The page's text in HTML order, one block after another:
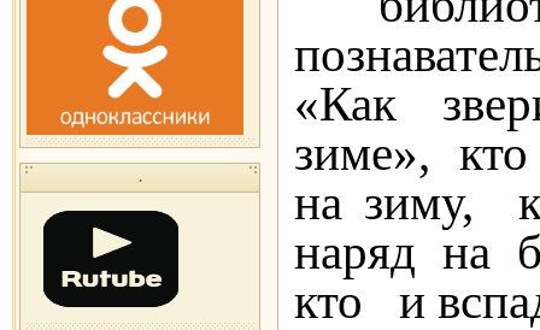
.
«Как
зиме», кто
на зиму,
наряд на
кто и